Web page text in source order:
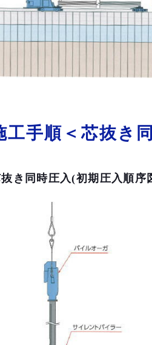
工手順＜芯抜き
き同時圧入(初期圧入順序